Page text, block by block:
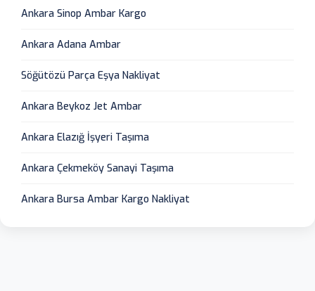
Ankara Sinop Ambar Kargo
Ankara Adana Ambar
Söğütözü Parça Eşya Nakliyat
Ankara Beykoz Jet Ambar
Ankara Elazığ İşyeri Taşıma
Ankara Çekmeköy Sanayi Taşıma
Ankara Bursa Ambar Kargo Nakliyat